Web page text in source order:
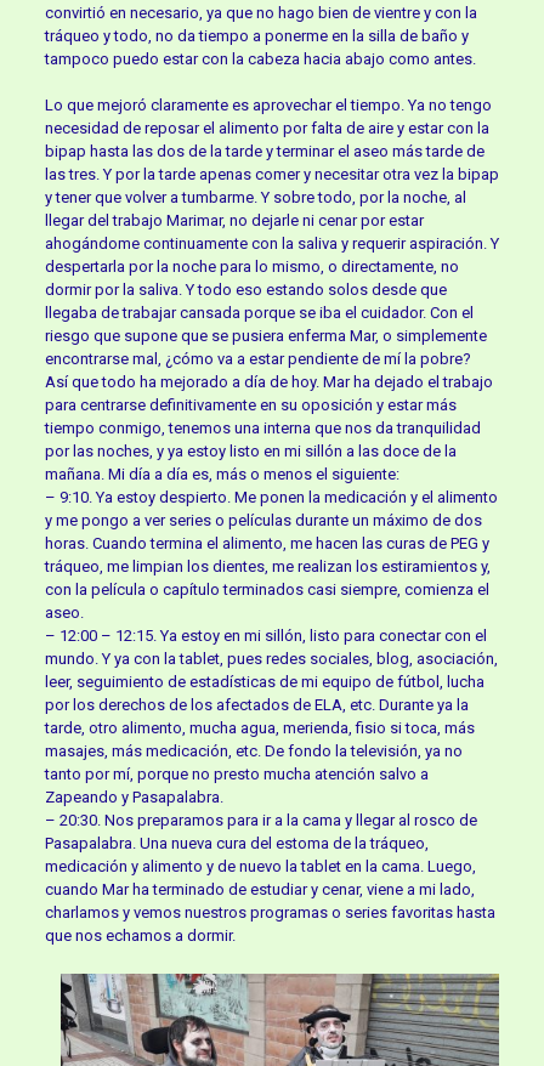
convirtió en necesario, ya que no hago bien de vientre y con la
tráqueo y todo, no da tiempo a ponerme en la silla de baño y
tampoco puedo estar con la cabeza hacia abajo como antes.
Lo que mejoró claramente es aprovechar el tiempo. Ya no tengo
necesidad de reposar el alimento por falta de aire y estar con la
bipap hasta las dos de la tarde y terminar el aseo más tarde de
las tres. Y por la tarde apenas comer y necesitar otra vez la bipap
y tener que volver a tumbarme. Y sobre todo, por la noche, al
llegar del trabajo Marimar, no dejarle ni cenar por estar
ahogándome continuamente con la saliva y requerir aspiración. Y
despertarla por la noche para lo mismo, o directamente, no
dormir por la saliva. Y todo eso estando solos desde que
llegaba de trabajar cansada porque se iba el cuidador. Con el
riesgo que supone que se pusiera enferma Mar, o simplemente
encontrarse mal, ¿cómo va a estar pendiente de mí la pobre?
Así que todo ha mejorado a día de hoy. Mar ha dejado el trabajo
para centrarse definitivamente en su oposición y estar más
tiempo conmigo, tenemos una interna que nos da tranquilidad
por las noches, y ya estoy listo en mi sillón a las doce de la
mañana. Mi día a día es, más o menos el siguiente:
– 9:10. Ya estoy despierto. Me ponen la medicación y el alimento
y me pongo a ver series o películas durante un máximo de dos
horas. Cuando termina el alimento, me hacen las curas de PEG y
tráqueo, me limpian los dientes, me realizan los estiramientos y,
con la película o capítulo terminados casi siempre, comienza el
aseo.
– 12:00 – 12:15. Ya estoy en mi sillón, listo para conectar con el
mundo. Y ya con la tablet, pues redes sociales, blog, asociación,
leer, seguimiento de estadísticas de mi equipo de fútbol, lucha
por los derechos de los afectados de ELA, etc. Durante ya la
tarde, otro alimento, mucha agua, merienda, fisio si toca, más
masajes, más medicación, etc. De fondo la televisión, ya no
tanto por mí, porque no presto mucha atención salvo a
Zapeando y Pasapalabra.
– 20:30. Nos preparamos para ir a la cama y llegar al rosco de
Pasapalabra. Una nueva cura del estoma de la tráqueo,
medicación y alimento y de nuevo la tablet en la cama. Luego,
cuando Mar ha terminado de estudiar y cenar, viene a mi lado,
charlamos y vemos nuestros programas o series favoritas hasta
que nos echamos a dormir.